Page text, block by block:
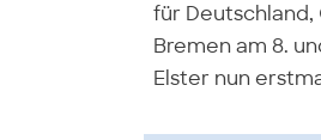
für
Bremen am 8.
Elster nun